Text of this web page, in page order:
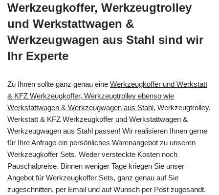
Werkzeugkoffer, Werkzeugtrolley
und Werkstattwagen &
Werkzeugwagen aus Stahl sind wir
Ihr Experte
Zu Ihnen sollte ganz genau eine Werkzeugkoffer und Werkstatt
& KFZ Werkzeugkoffer, Werkzeugtrolley ebenso wie
Werkstattwagen & Werkzeugwagen aus Stahl, Werkzeugtrolley,
Werkstatt & KFZ Werkzeugkoffer und Werkstattwagen &
Werkzeugwagen aus Stahl passen! Wir realisieren Ihnen gerne
für Ihre Anfrage ein persönliches Warenangebot zu unseren
Werkzeugkoffer Sets. Weder versteckte Kosten noch
Pauschalpreise. Binnen weniger Tage kriegen Sie unser
Angebot für Werkzeugkoffer Sets, ganz genau auf Sie
zugeschnitten, per Email und auf Wunsch per Post zugesandt.